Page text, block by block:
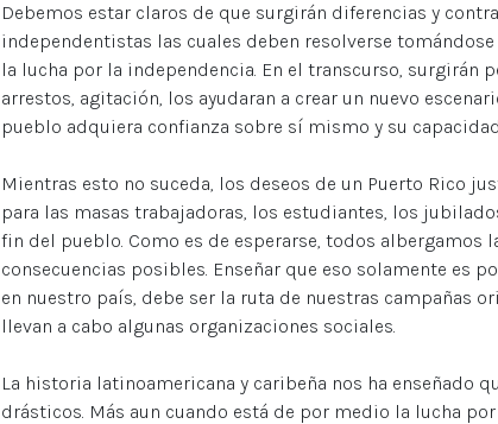
Debemos estar claros de que surgirán diferencias y
independentistas las cuales deben resolverse
la lucha por la independencia. En el transcurso, surgirán
arrestos, agitación, los ayudaran a crear un nuevo
pueblo adquiera confianza sobre sí mismo y su
Mientras esto no suceda, los deseos de un Puerto Rico
para las masas trabajadoras, los estudiantes, los
fin del pueblo. Como es de esperarse, todos albergamos
consecuencias posibles. Enseñar que eso solamente es
en nuestro país, debe ser la ruta de nuestras campañas
llevan a cabo algunas organizaciones sociales.
La historia latinoamericana y caribeña nos ha enseñado
drásticos. Más aun cuando está de por medio la lucha